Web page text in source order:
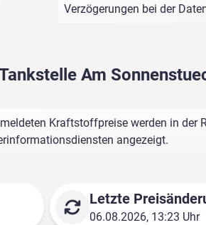
Verzögerungen bei der
Am
Kraftstoffpreise werden in der
angezeigt.
Letzte
06.08.2026, 13:23 Uhr